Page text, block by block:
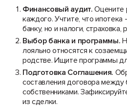
Финансовый аудит. Оцените
каждого. Учтите, что
банку, но и налоги, страховка,
Выбор банка и программы.
лояльно относятся к
родстве. Ищите программы
Подготовка Соглашения.
составления договора
собственниками.
из сделки.